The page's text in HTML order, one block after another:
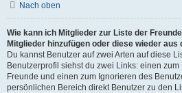
Nach oben
Wie kann ich Mitglieder zur Liste der
Mitglieder hinzufügen oder diese wieder aus
Du kannst Benutzer auf zwei Arten auf diese
Benutzerprofil siehst du zwei Links: einen
Freunde und einen zum Ignorieren des
persönlichen Bereich direkt Benutzer zu den